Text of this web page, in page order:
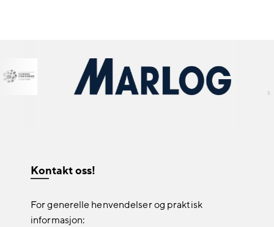
Kontakt oss!
For generelle henvendelser og praktisk
informasjon: